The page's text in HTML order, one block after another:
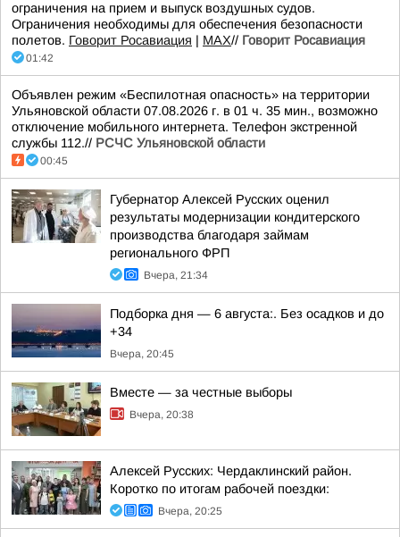
ограничения на прием и выпуск воздушных судов.
Ограничения необходимы для обеспечения безопасности
полетов. Говорит Росавиация | MАХ// Говорит Росавиация
01:42
Объявлен режим «Беспилотная опасность» на территории
Ульяновской области 07.08.2026 г. в 01 ч. 35 мин., возможно
отключение мобильного интернета. Телефон экстренной
службы 112.// РСЧС Ульяновской области
00:45
Губернатор Алексей Русских оценил
результаты модернизации кондитерского
производства благодаря займам
регионального ФРП
Вчера, 21:34
Подборка дня — 6 августа:. Без осадков и до
+34
Вчера, 20:45
Вместе — за честные выборы
Вчера, 20:38
Алексей Русских: Чердаклинский район.
Коротко по итогам рабочей поездки:
Вчера, 20:25